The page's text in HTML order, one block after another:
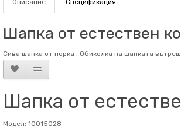
Описание Спецификация
Шапка от естествен
Сива шапка от норка . Обиколка на шапката
Шапка от
Модел: 10015028